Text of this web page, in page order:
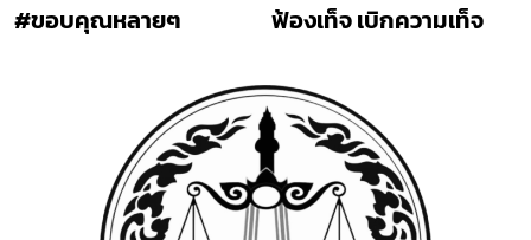
#ขอบคุณหลายๆ ฟ้องเท็จ เบิกความเท็จ